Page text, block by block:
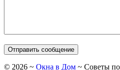
© 2026 ~ Окна в Дом ~ Советы